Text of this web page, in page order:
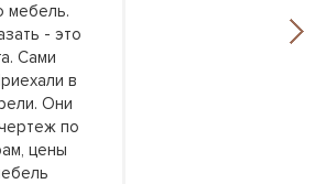
мебель.
- это
Сами
в
Они
по
цены